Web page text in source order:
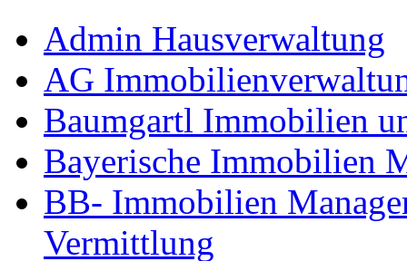
Admin Hausverwaltung
AG
Baumgartl Immobilien
Bayerische Immobilien
BB- Immobilien
Vermittlung